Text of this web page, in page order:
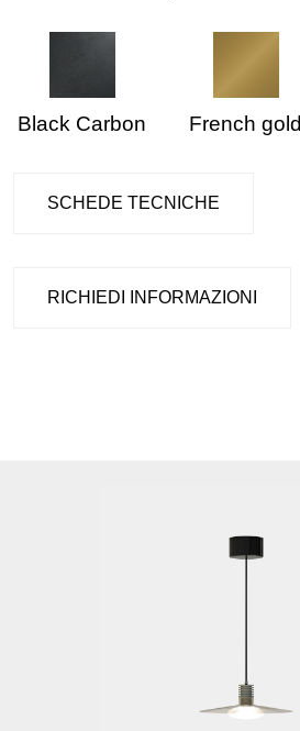
Black Carbon French gold
SCHEDE TECNICHE
RICHIEDI INFORMAZIONI